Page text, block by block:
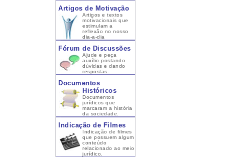
Artigos de Motivação
Artigos e textos
motivacionais que
estimulam a
reflexão no nosso
dia-a-dia
Fórum de Discussões
Ajude e peça
auxílio postando
dúvidas e dando
respostas.
Documentos
Históricos
Documentos
jurídicos que
marcaram a história
da sociedade.
Indicação de Filmes
Indicação de filmes
que possuem algum
conteúdo
relacionado ao meio
jurídico.